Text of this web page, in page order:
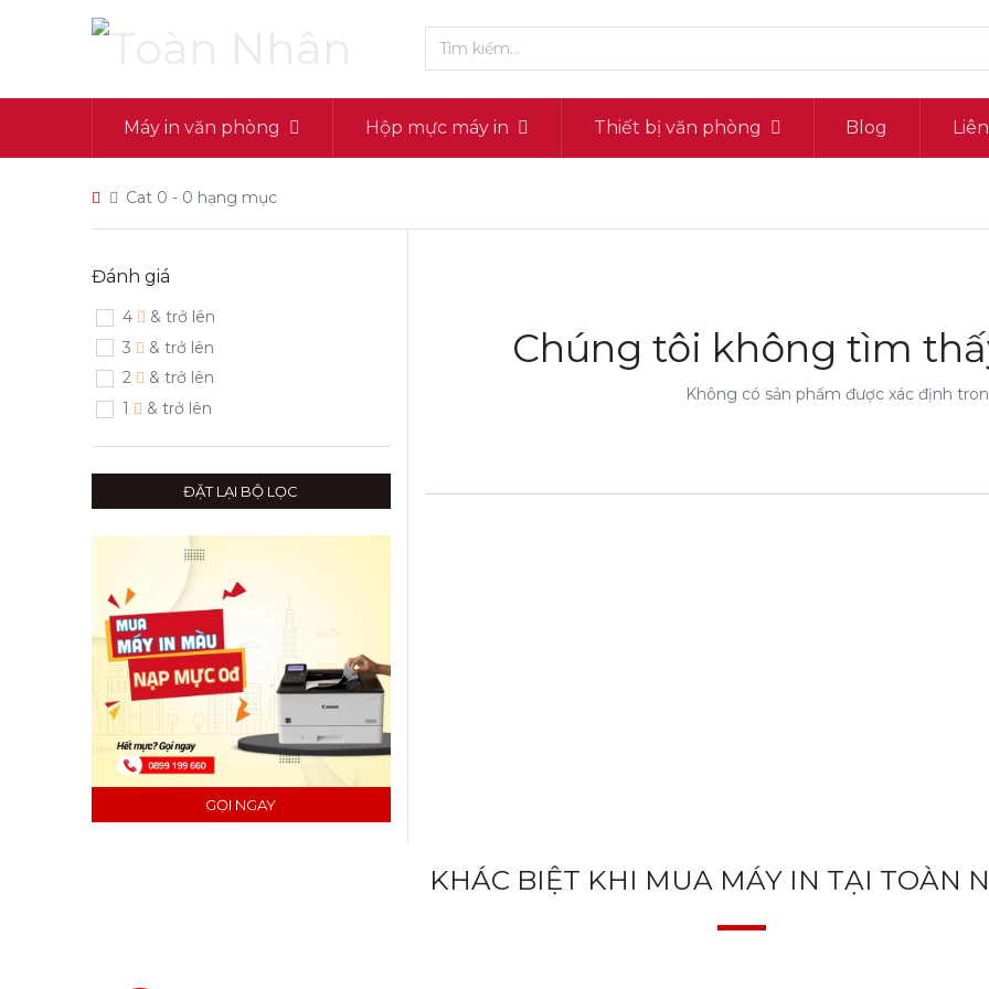
Máy in văn phòng Hộp mực máy in Thiết bị văn phòng Blog
Cat 0 - 0 hạng mục
Đánh giá
4
& trở lên
3
& trở lên
2
& trở lên
1
& trở lên
ĐẶT LẠI BỘ LỌC
GỌI NGAY
Chúng tôi không tìm
Không có sản phẩm được xác định
KHÁC BIỆT KHI MUA MÁY IN TẠI TOÀN